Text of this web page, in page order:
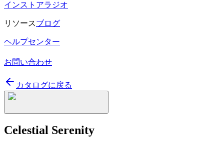
インストアラジオ
リソースブログ
ヘルプセンター
お問い合わせ
カタログに戻る
Celestial Serenity